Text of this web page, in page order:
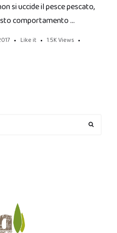
si uccide il pesce pescato,
comportamento …
Like it 1.5K Views